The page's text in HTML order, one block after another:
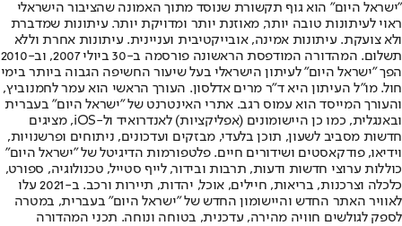
"ישראל היום" הוא גוף תקשורת שנוסד מתוך האמונה שהציבור הישראלי
ראוי לעיתונות טובה יותר, מאוזנת יותר ומדויקת יותר. עיתונות שמדברת
ולא צועקת. עיתונות אמינה, אובייקטיבית ועניינית. עיתונות אחרת וללא
תשלום. המהדורה המודפסת הראשונה פורסמה ב-30 ביולי 2007, וב-2010
הפך "ישראל היום" לעיתון הישראלי בעל שיעור החשיפה הגבוה ביותר בימי
חול. מו"ל העיתון היא ד"ר מרים אדלסון. העורך הראשי הוא עמר לחמנוביץ,
והעורך המייסד הוא עמוס רגב. אתרי האינטרנט של "ישראל היום" בעברית
ובאנגלית, כמו כן היישומונים (אפליקציות) לאנדרואיד ול-iOS, מציגים
חדשות מסביב לשעון, תוכן בלעדי, מבזקים ועדכונים, ניתוחים ופרשנויות,
וידיאו, פודקאסטים ושידורים חיים. פלטפורמות הדיגיטל של "ישראל היום"
כוללות ערוצי חדשות ודעות, תרבות ובידור, לייף סטייל, טכנולוגיה, ספורט,
כלכלה וצרכנות, בריאות, חיילים, אוכל, יהדות, תיירות ורכב. ב-2021 עלו
לאוויר האתר החדש והיישומון החדש של "ישראל היום" בעברית, במטרה
לספק לגולשים חוויה מהירה, עדכנית, בטוחה ונוחה. תכני המהדורה